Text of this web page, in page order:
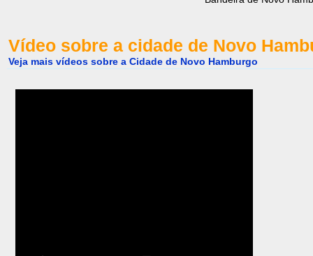
Vídeo sobre a cidade de Novo
Veja mais vídeos sobre a Cidade de Novo Hamburgo